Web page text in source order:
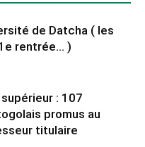
de Datcha ( les
rentrée… )
: 107
promus au
titulaire